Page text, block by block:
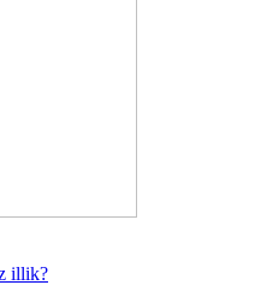
illik?